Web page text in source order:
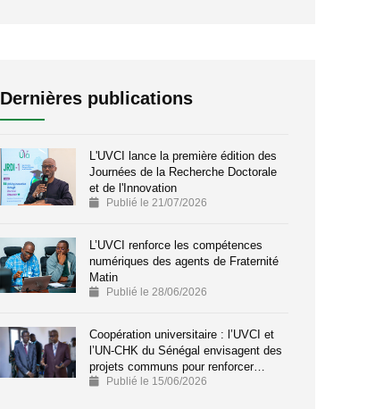
Dernières publications
L'UVCI lance la première édition des
Journées de la Recherche Doctorale
et de l'Innovation
Publié le 21/07/2026
L’UVCI renforce les compétences
numériques des agents de Fraternité
Matin
Publié le 28/06/2026
Coopération universitaire : l’UVCI et
l’UN-CHK du Sénégal envisagent des
projets communs pour renforcer…
Publié le 15/06/2026